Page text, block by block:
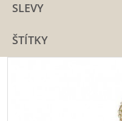
SLEVY
ŠTÍTKY